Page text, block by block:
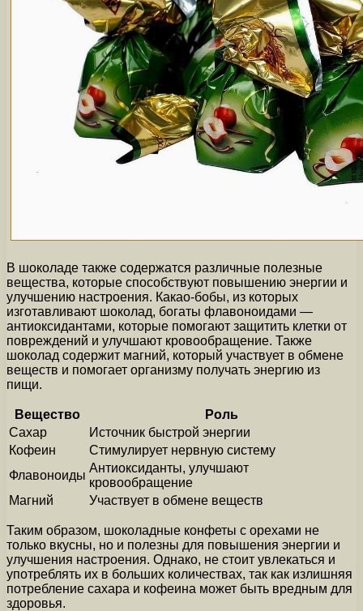
В шоколаде также содержатся различные полезные
вещества, которые способствуют повышению энергии и
улучшению настроения. Какао-бобы, из которых
изготавливают шоколад, богаты флавоноидами —
антиоксидантами, которые помогают защитить клетки от
повреждений и улучшают кровообращение. Также
шоколад содержит магний, который участвует в обмене
веществ и помогает организму получать энергию из
пищи.
Вещество
Роль
Сахар
Источник быстрой энергии
Кофеин
Стимулирует нервную систему
Флавоноиды
Антиоксиданты, улучшают
кровообращение
Магний
Участвует в обмене веществ
Таким образом, шоколадные конфеты с орехами не
только вкусны, но и полезны для повышения энергии и
улучшения настроения. Однако, не стоит увлекаться и
употреблять их в больших количествах, так как излишняя
потребление сахара и кофеина может быть вредным для
здоровья.